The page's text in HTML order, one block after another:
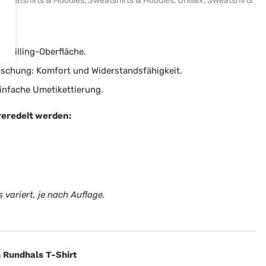
Pilling-Oberfläche.
Komfort und Widerstandsfähigkeit.
Umetikettierung.
werden:
variert, je nach Auflage.
Rundhals T-Shirt